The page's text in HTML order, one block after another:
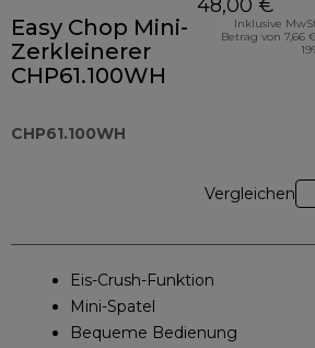
Easy Chop Mini-
Zerkleinerer
CHP61.100WH
CHP61.100WH
48,00 €
Inklusive
Betrag von 7,66
Vergleichen
Eis-Crush-Funktion
Mini-Spatel
Bequeme Bedienung